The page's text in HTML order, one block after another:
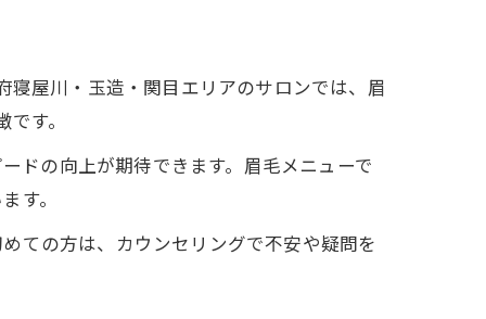
寝屋川・玉造・関目エリアのサロンでは、眉
す。
ドの向上が期待できます。眉毛メニューで
す。
ての方は、カウンセリングで不安や疑問を